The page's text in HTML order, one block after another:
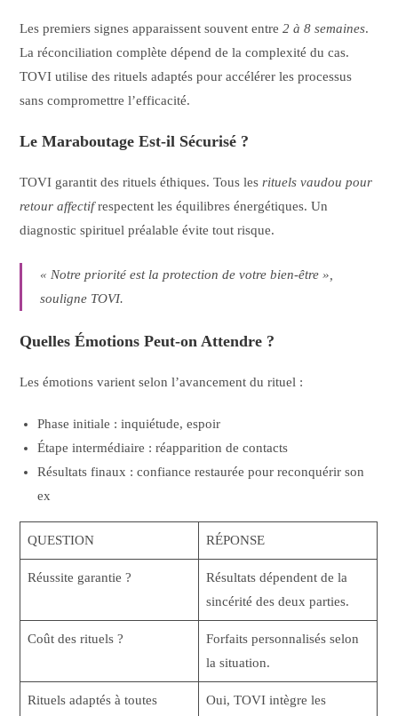
Les premiers signes apparaissent souvent entre2 à 8 semaines.
La réconciliation complète dépend de la complexité du cas.
TOVI utilise des rituels adaptés pour accélérer les processus
sans compromettre l’efficacité.
Le Maraboutage Est-il Sécurisé ?
TOVI garantit des rituels éthiques. Tous lesrituels vaudou pour
retour affectifrespectent les équilibres énergétiques. Un
diagnostic spirituel préalable évite tout risque.
« Notre priorité est la protection de votre bien-être »,
souligne TOVI.
Quelles Émotions Peut-on Attendre ?
Les émotions varient selon l’avancement du rituel :
Phase initiale : inquiétude, espoir
Étape intermédiaire : réapparition de contacts
Résultats finaux : confiance restaurée pour reconquérir son
ex
QUESTION RÉPONSE
Réussite garantie ?
Résultats dépendent de la
sincérité des deux parties.
Coût des rituels ?
Forfaits personnalisés selon
la situation.
Rituels adaptés à toutes
Oui, TOVI intègre les